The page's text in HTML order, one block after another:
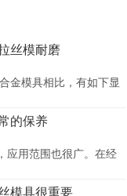
丝模耐磨
金模具相比，有如下显
的保养
应用范围也很广。在经
模具很重要